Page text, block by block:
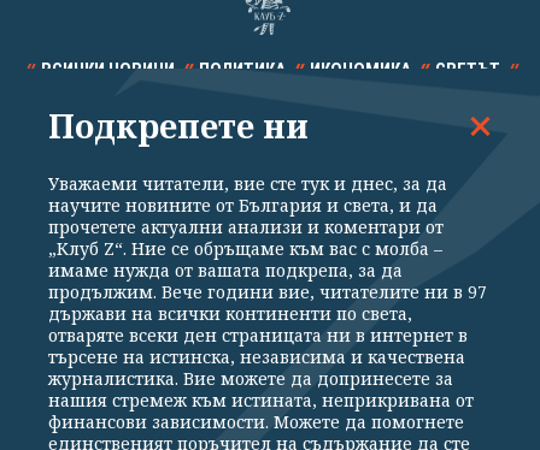
ВСИЧКИ НОВИНИ ПОЛИТИКА ИКОНОМИКА СВЕТЪТ
СПОРТ КУЛТУРА ТЕХНОЛОГИИ КАЛЕЙДОСКОП
Общи условия
Политика за поверителност
Реклама
Партньори Контакти
За Клуб Z
Екип
Подкрепете ни
Подкрепете ни
Уважаеми читатели, вие сте тук и днес, за да
научите новините от България и света, и да
прочетете актуални анализи и коментари от
„Клуб Z“. Ние се обръщаме към вас с молба –
имаме нужда от вашата подкрепа, за да
продължим. Вече години вие, читателите ни в 97
държави на всички континенти по света,
отваряте всеки ден страницата ни в интернет в
търсене на истинска, независима и качествена
журналистика. Вие можете да допринесете за
нашия стремеж към истината, неприкривана от
финансови зависимости. Можете да помогнете
единственият поръчител на съдържание да сте